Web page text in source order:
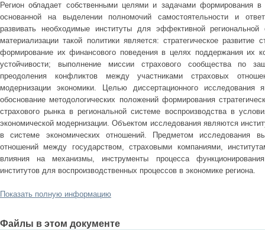
Регион обладает собственными целями и задачами формирования в
основанной на выделении полномочий самостоятельности и
развивать необходимые институты для эффективной
материализации такой политики является: стратегическое развитие
формирование их финансового поведения в целях поддержания их
устойчивости; выполнение миссии страхового сообщества по
преодоления конфликтов между участниками страховых
модернизации экономики. Целью диссертационного исследования
обоснование методологических положений формирования
страхового рынка в региональной системе воспроизводства в
экономической модернизации. Объектом исследования являются
в системе экономических отношений. Предметом исследования
отношений между государством, страховыми компаниями,
влияния на механизмы, инструменты процесса
институтов для воспроизводственных процессов в экономике региона.
Показать полную информацию
Файлы в этом документе